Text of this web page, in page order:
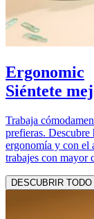
Ergonomic
Siéntete
Trabaja
prefieras. Descubre
ergonomía y con el
trabajes con mayor
DESCUBRIR TODO